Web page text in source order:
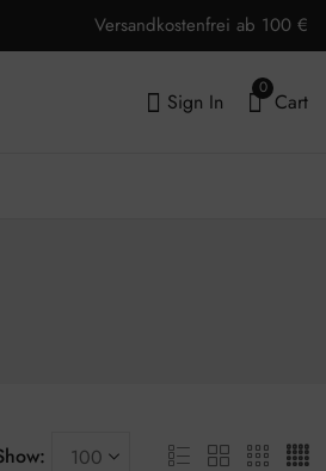
Versandkostenfrei ab 100 €
Sign In
0
Cart